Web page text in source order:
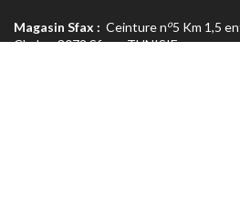
Magasin Sfax : Ceinture no5 Km 1,5
Chaker 3072 Sfax – TUNISIE